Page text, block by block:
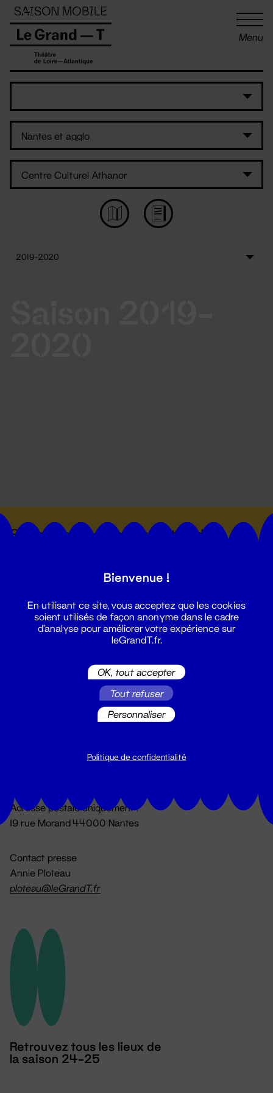
Menu
Suivez toutes les actualités du
Du lundi au vendredi 14h → 18h
Adresse postale uniquement :
19 rue Morand 44000 Nantes
Contact presse
Annie Ploteau
ploteau@leGrandT.fr
Retrouvez tous les lieux de
la saison 24-25
Panneau de gestion des cookies
Bienvenue !
En utilisant ce site, vous acceptez que les cookies
soient utilisés de façon anonyme dans le cadre
d'analyse pour améliorer votre expérience sur
leGrandT.fr.
OK, tout accepter
Tout refuser
Personnaliser
Politique de confidentialité